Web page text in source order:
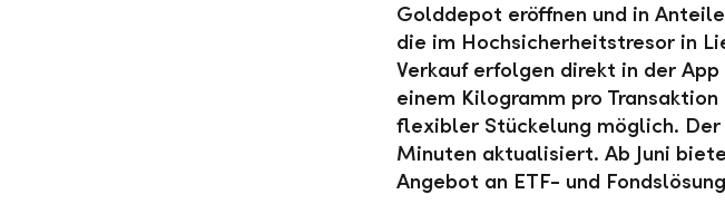
Golddepot eröffnen und in
die im Hochsicherheitstresor in
Verkauf erfolgen direkt in der
einem Kilogramm pro
flexibler Stückelung möglich.
Minuten aktualisiert. Ab Juni
Angebot an ETF- und